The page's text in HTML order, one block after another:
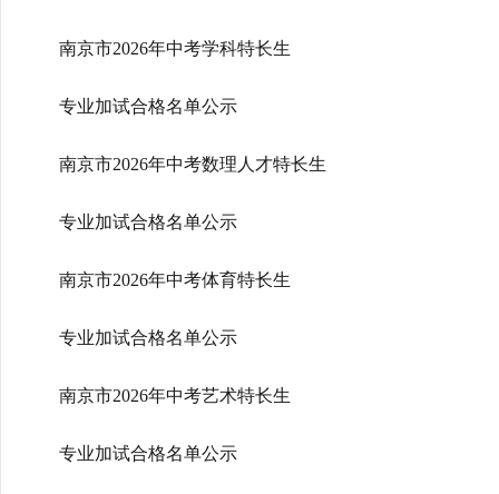
南京市2026年中考学科特长生
专业加试合格名单公示
南京市2026年中考数理人才特长生
专业加试合格名单公示
南京市2026年中考体育特长生
专业加试合格名单公示
南京市2026年中考艺术特长生
专业加试合格名单公示